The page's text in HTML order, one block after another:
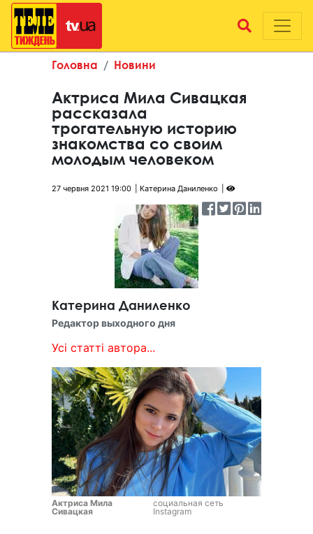
Головна Новини
Актриса Мила Сивацкая
рассказала
трогательную историю
знакомства со своим
молодым человеком
27 червня 2021 19:00 Катерина Даниленко
Катерина Даниленко
Редактор выходного дня
Усі статті автора...
Актриса Мила
Сивацкая
социальная сеть
Instagram